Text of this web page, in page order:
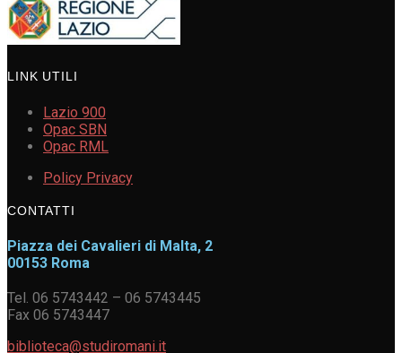
LINK UTILI
Lazio 900
Opac SBN
Opac RML
Policy Privacy
CONTATTI
Piazza dei Cavalieri di Malta, 2
00153 Roma
Tel. 06 5743442 – 06 5743445
Fax 06 5743447
biblioteca@studiromani.it